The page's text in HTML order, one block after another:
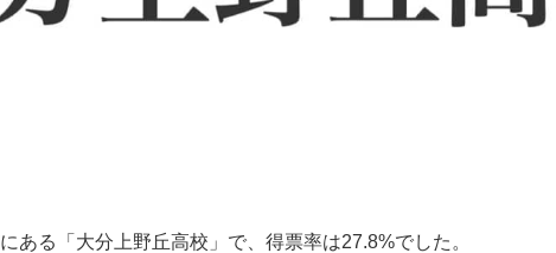
ある「大分上野丘高校」で、得票率は27.8%でした。